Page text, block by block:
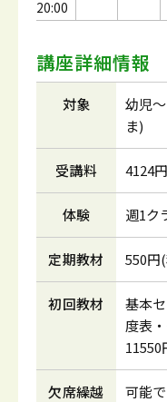
20:00
講座詳細情報
対象
幼児
ま)
受講料 4124
体験 週1ク
定期教材 550円
初回教材
基本
度表
11550
欠席繰越
可能